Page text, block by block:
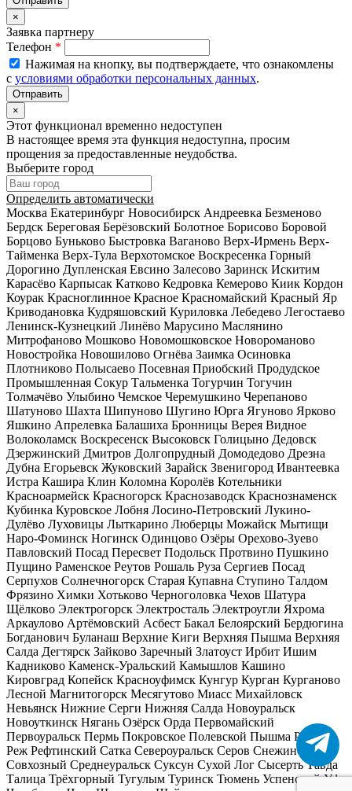
×
Заявка партнеру
Телефон *
Нажимая на кнопку, вы подтверждаете, что ознакомлены
с условиями обработки персональных данных.
×
Этот функционал временно недоступен
В настоящее время эта функция недоступна, просим
прощения за предоставленные неудобства.
Выберите город
Определить автоматически
Москва Екатеринбург Новосибирск Андреевка Безменово
Бердск Береговая Берёзовский Болотное Борисово Боровой
Борцово Буньково Быстровка Ваганово Верх-Ирмень Верх-
Тайменка Верх-Тула Верхотомское Воскресенка Горный
Дорогино Дупленская Евсино Залесово Заринск Искитим
Карасёво Карпысак Катково Кедровка Кемерово Киик Кордон
Коурак Красноглинное Красное Красномайский Красный Яр
Криводановка Кудряшовский Куриловка Лебедево Легостаево
Ленинск-Кузнецкий Линёво Марусино Маслянино
Митрофаново Мошково Новомошковское Новороманово
Новостройка Новошилово Огнёва Заимка Осиновка
Плотниково Полысаево Посевная Приобский Продудское
Промышленная Сокур Тальменка Тогурчин Тогучин
Толмачёво Улыбино Чемское Черемушкино Черепаново
Шатуново Шахта Шипуново Шугино Юрга Ягуново Ярково
Яшкино Апрелевка Балашиха Бронницы Верея Видное
Волоколамск Воскресенск Высоковск Голицыно Дедовск
Дзержинский Дмитров Долгопрудный Домодедово Дрезна
Дубна Егорьевск Жуковский Зарайск Звенигород Ивантеевка
Истра Кашира Клин Коломна Королёв Котельники
Красноармейск Красногорск Краснозаводск Краснознаменск
Кубинка Куровское Лобня Лосино-Петровский Лукино-
Дулёво Луховицы Лыткарино Люберцы Можайск Мытищи
Наро-Фоминск Ногинск Одинцово Озёры Орехово-Зуево
Павловский Посад Пересвет Подольск Протвино Пушкино
Пущино Раменское Реутов Рошаль Руза Сергиев Посад
Серпухов Солнечногорск Старая Купавна Ступино Талдом
Фрязино Химки Хотьково Черноголовка Чехов Шатура
Щёлково Электрогорск Электросталь Электроугли Яхрома
Аркаулово Артёмовский Асбест Бакал Белоярский Бердюгина
Богданович Буланаш Верхние Киги Верхняя Пышма Верхняя
Салда Дегтярск Зайково Заречный Златоуст Ирбит Ишим
Кадниково Каменск-Уральский Камышлов Кашино
Кировград Копейск Красноуфимск Кунгур Курган Курганово
Лесной Магнитогорск Месягутово Миасс Михайловск
Невьянск Нижние Серги Нижняя Салда Новоуральск
Новоуткинск Нягань Озёрск Орда Первомайский
Первоуральск Пермь Покровское Полевской Пышма Ревда
Реж Рефтинский Сатка Североуральск Серов Снежинск
Совхозный Среднеуральск Суксун Сухой Лог СысертьТавда
Талица Трёхгорный Тугулым Туринск Тюмень УспенскийУфа